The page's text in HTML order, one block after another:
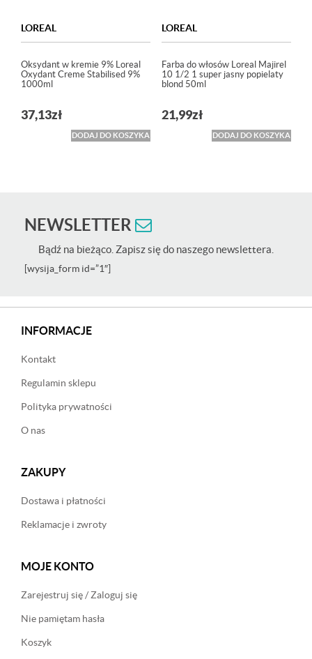
LOREAL
Oksydant w kremie 9% Loreal
Oxydant Creme Stabilised 9%
1000ml
37,13zł
DODAJ DO KOSZYKA
LOREAL
Farba do włosów Loreal Majirel
10 1/2 1 super jasny popielaty
blond 50ml
21,99zł
DODAJ DO KOSZYKA
NEWSLETTER
Bądź na bieżąco. Zapisz się do naszego newslettera.
[wysija_form id=”1″]
INFORMACJE
Kontakt
Regulamin sklepu
Polityka prywatności
O nas
ZAKUPY
Dostawa i płatności
Reklamacje i zwroty
MOJE KONTO
Zarejestruj się / Zaloguj się
Nie pamiętam hasła
Koszyk